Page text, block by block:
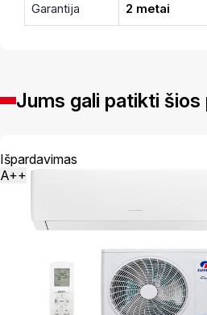
Garantija 2 metai
Jums gali patikti šios
Išpardavimas
A++